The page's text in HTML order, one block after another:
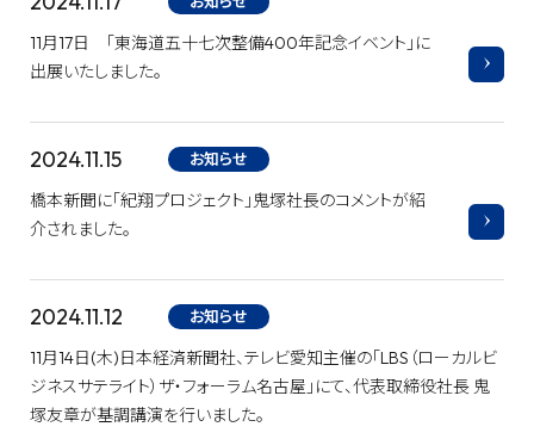
11月17日 「東海道五十七次整備400年記念イベント」に
出展いたしました。
2024.11.15 お知らせ
橋本新聞に「紀翔プロジェクト」鬼塚社長のコメントが紹
介されました。
2024.11.12 お知らせ
11月14日(木)日本経済新聞社、テレビ愛知主催の「LBS（ローカルビ
ジネスサテライト）ザ・フォーラム名古屋」にて、代表取締役社長 鬼
塚友章が基調講演を行いました。